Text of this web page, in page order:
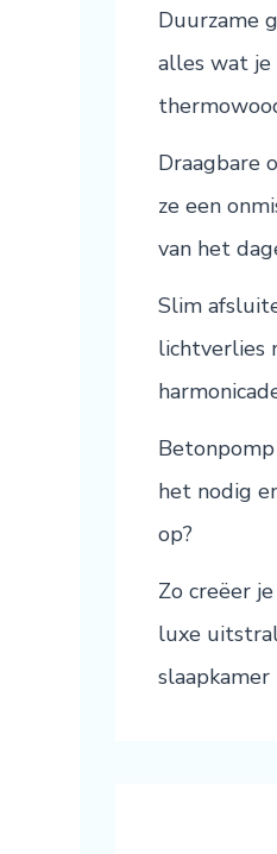
Duurzame
alles wat
Draagbare
ze een
van het
Slim
lichtverlies
het nodig
op?
Zo creëer
luxe
slaapkamer